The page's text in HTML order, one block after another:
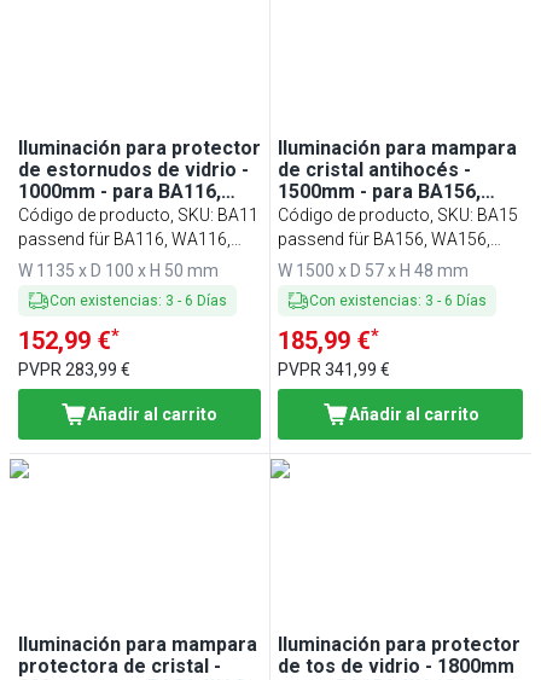
Iluminación para protector
de estornudos de vidrio -
1000mm - para BA116,
WA116, KA116, PA116 y
EA116
Código de producto, SKU: BA11
passend für BA116, WA116,
KA116, PA116 & EA116
W 1135 x D 100 x H 50 mm
Con existencias: 3 - 6 Días
152,99 €*
PVPR 283,99 €
Añadir al carrito
Iluminación para mampara
de cristal antihocés -
1500mm - para BA156,
WA156, KA156, PA156 y
EA156
Código de producto, SKU: BA15
passend für BA156, WA156,
KA156, PA156 & EA156
W 1500 x D 57 x H 48 mm
Con existencias: 3 - 6 Días
185,99 €*
PVPR341,99 €
Añadir al carrito
Iluminación para mampara
protectora de cristal -
Iluminación para protector
de tos de vidrio - 1800mm